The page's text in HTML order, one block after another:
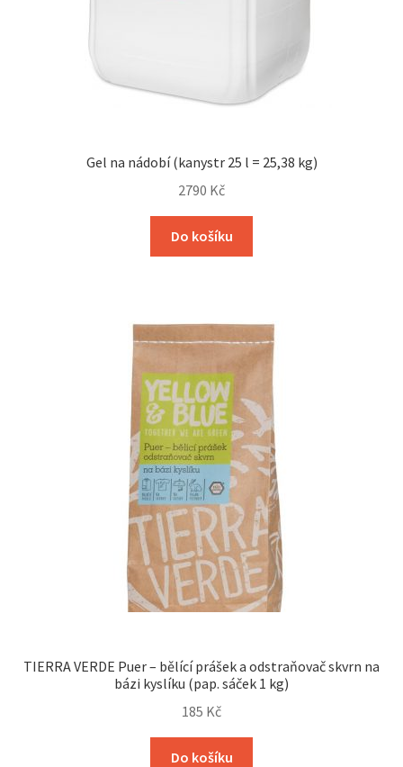
Gel na nádobí (kanystr 25 l = 25,38 kg)
2790 Kč
Do košíku
TIERRA VERDE Puer – bělící prášek a odstraňovač skvrn na
bázi kyslíku (pap. sáček 1 kg)
185 Kč
Do košíku